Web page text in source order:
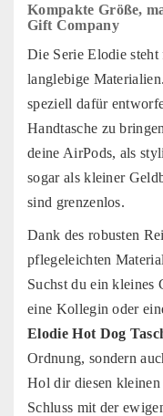
Kompakte Größe,
Gift Company
Die Serie Elodie
langlebige
speziell dafür
Handtasche zu
deine AirPods, als
sogar als kleiner
sind grenzenlos.
Dank des robusten
pflegeleichten
Suchst du ein kleines
eine Kollegin oder
Elodie Hot Dog
Ordnung, sondern
Hol dir diesen
Schluss mit der